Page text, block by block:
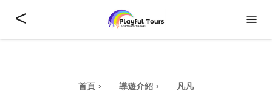
<
首頁 導遊介紹 凡凡